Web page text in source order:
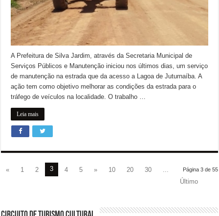
A Prefeitura de Silva Jardim, através da Secretaria Municipal de
Serviços Públicos e Manutenção iniciou nos últimos dias, um serviço
de manutenção na estrada que da acesso a Lagoa de Juturnaíba. A
ação tem como objetivo melhorar as condições da estrada para o
tráfego de veículos na localidade. O trabalho …
Leia mais
Página 3 de 55
« 1 2 3 4 5 » 10 20 30
Último